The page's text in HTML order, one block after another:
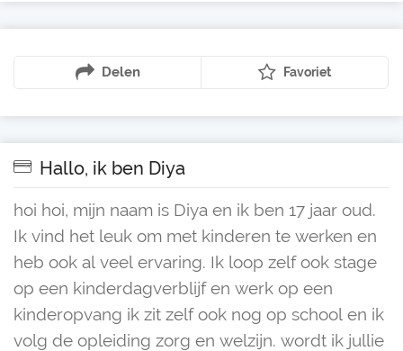
Delen Favoriet
Hallo, ik ben Diya
hoi hoi, mijn naam is Diya en ik ben 17 jaar oud.
Ik vind het leuk om met kinderen te werken en
heb ook al veel ervaring. Ik loop zelf ook stage
op een kinderdagverblijf en werk op een
kinderopvang ik zit zelf ook nog op school en ik
volg de opleiding zorg en welzijn. wordt ik jullie